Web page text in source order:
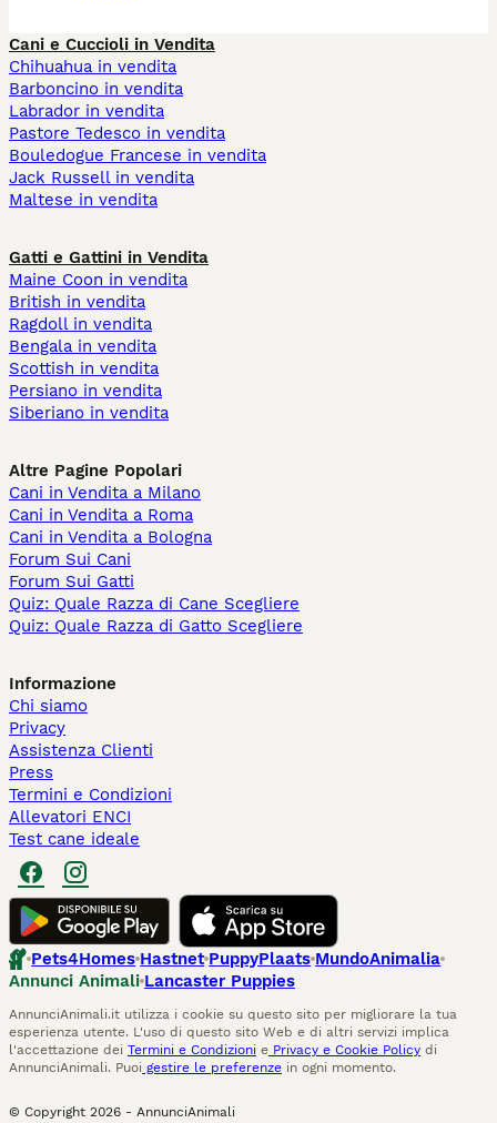
Cani e Cuccioli in Vendita
Chihuahua in vendita
Barboncino in vendita
Labrador in vendita
Pastore Tedesco in vendita
Bouledogue Francese in vendita
Jack Russell in vendita
Maltese in vendita
Gatti e Gattini in Vendita
Maine Coon in vendita
British in vendita
Ragdoll in vendita
Bengala in vendita
Scottish in vendita
Persiano in vendita
Siberiano in vendita
Altre Pagine Popolari
Cani in Vendita a Milano
Cani in Vendita a Roma
Cani in Vendita a Bologna
Forum Sui Cani
Forum Sui Gatti
Quiz: Quale Razza di Cane Scegliere
Quiz: Quale Razza di Gatto Scegliere
Informazione
Chi siamo
Privacy
Assistenza Clienti
Press
Termini e Condizioni
Allevatori ENCI
Test cane ideale
Pets4Homes Hastnet PuppyPlaats MundoAnimalia
Annunci Animali Lancaster Puppies
AnnunciAnimali.it utilizza i cookie su questo sito per migliorare la tua
esperienza utente. L'uso di questo sito Web e di altri servizi implica
l'accettazione dei Termini e Condizioni e Privacy e Cookie Policy di
AnnunciAnimali. Puoi gestire le preferenze in ogni momento.
© Copyright 2026 - AnnunciAnimali